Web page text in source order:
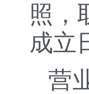
照，
成立
营